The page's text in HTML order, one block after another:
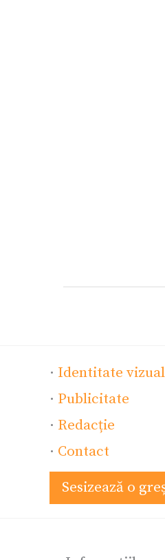
· Identitate
· Publicitate
· Redacție
· Contact
Sesizează o